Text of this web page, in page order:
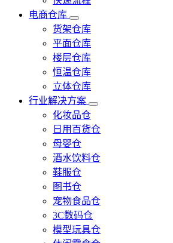
电商仓库
货架仓库
平面仓库
楼层仓库
恒温仓库
立体仓库
行业解决方案
化妆品仓
日用百货仓
母婴仓
酒水饮料仓
鞋服仓
图书仓
宠物食品仓
3C数码仓
模型玩具仓